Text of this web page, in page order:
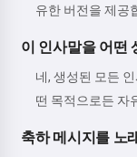
유한 버전을 제공
이 인사말을 어떤
네, 생성된 모든
떤 목적으로든 자
축하 메시지를 노